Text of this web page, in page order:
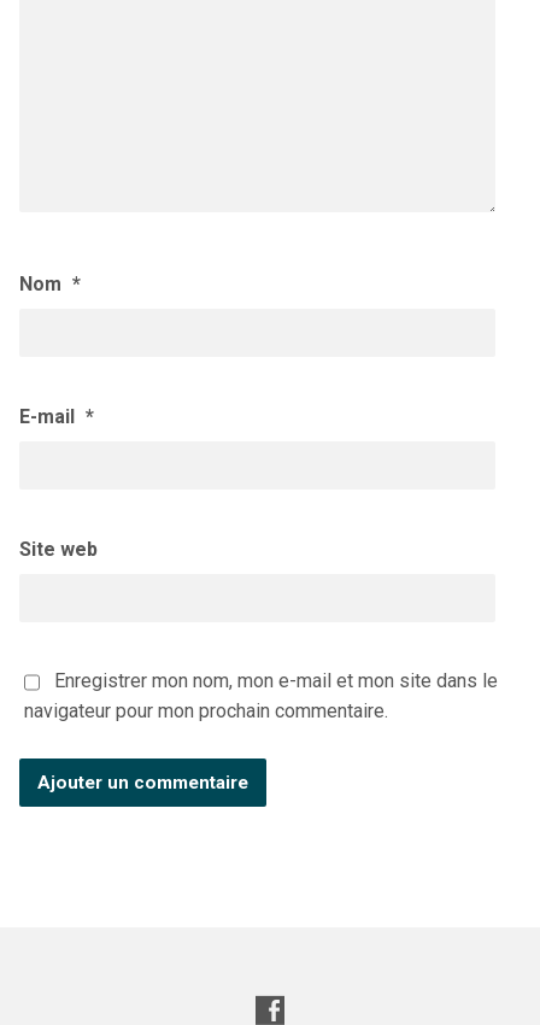
Nom *
E-mail *
Site web
Enregistrer mon nom, mon e-mail et mon site dans le
navigateur pour mon prochain commentaire.